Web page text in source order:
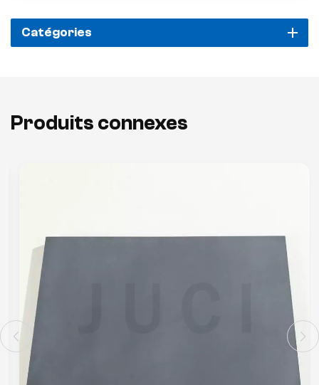
Catégories
Produits connexes